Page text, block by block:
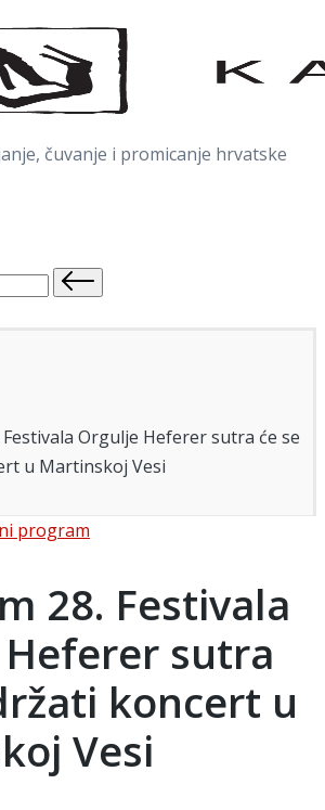
čuvanje i promicanje hrvatske
Festivala Orgulje Heferer sutra će se
u Martinskoj Vesi
program
28. Festivala
sutra
koncert u
Vesi